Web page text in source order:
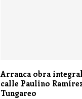
Arranca obra
calle Paulino
Tungareo